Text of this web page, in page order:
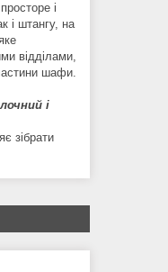
і
і штангу, на
відділами,
шафи.
і
зібрати